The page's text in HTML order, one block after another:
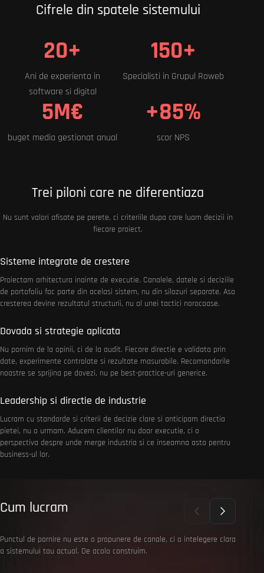
Cifrele din spatele sistemului
20+
Ani de experienta in
software si digital
150+
Specialisti in Grupul Roweb
5M€
buget media gestionat anual
+85%
scor NPS
Trei piloni care ne diferentiaza
Nu sunt valori afisate pe perete, ci criteriile dupa care luam decizii in
fiecare proiect.
Sisteme integrate de crestere
Proiectam arhitectura inainte de executie. Canalele, datele si deciziile
de portofoliu fac parte din acelasi sistem, nu din silozuri separate. Asa
cresterea devine rezultatul structurii, nu al unei tactici norocoase.
Dovada si strategie aplicata
Nu pornim de la opinii, ci de la audit. Fiecare directie e validata prin
date, experimente controlate si rezultate masurabile. Recomandarile
noastre se sprijina pe dovezi, nu pe best-practice-uri generice.
Leadership si directie de industrie
Lucram cu standarde si criterii de decizie clare si anticipam directia
pietei, nu o urmam. Aducem clientilor nu doar executie, ci o
perspectiva despre unde merge industria si ce inseamna asta pentru
business-ul lor.
Cum lucram
Punctul de pornire nu este o propunere de canale, ci o intelegere clara
a sistemului tau actual. De acolo construim.